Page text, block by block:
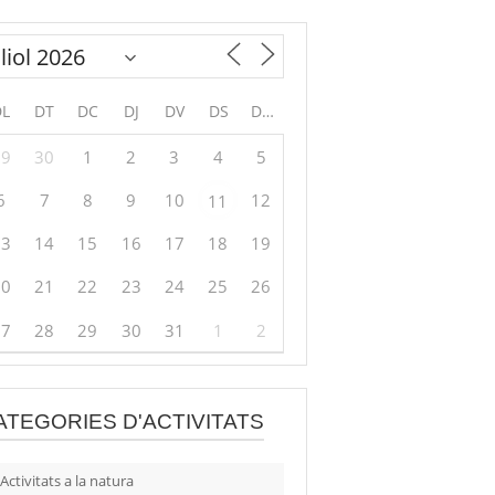
DT DC DJ DV DS DG
30 1 2 3 4
5
7 8 9 10 11
12
14 15 16 17 18
19
21 22 23 24 25
26
28 29 30 31 1 2
D'ACTIVITATS
Activitats a la natura